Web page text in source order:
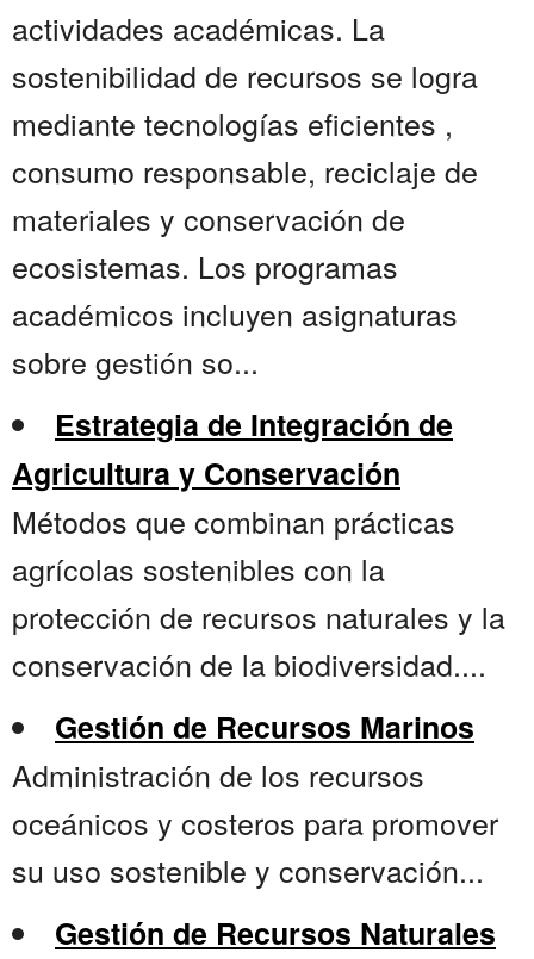
actividades académicas. La
sostenibilidad de recursos se logra
mediante tecnologías eficientes ,
consumo responsable, reciclaje de
materiales y conservación de
ecosistemas. Los programas
académicos incluyen asignaturas
sobre gestión so...
Estrategia de Integración de
Agricultura y Conservación
Métodos que combinan prácticas
agrícolas sostenibles con la
protección de recursos naturales y la
conservación de la biodiversidad....
Gestión de Recursos Marinos
Administración de los recursos
oceánicos y costeros para promover
su uso sostenible y conservación...
Gestión de Recursos Naturales